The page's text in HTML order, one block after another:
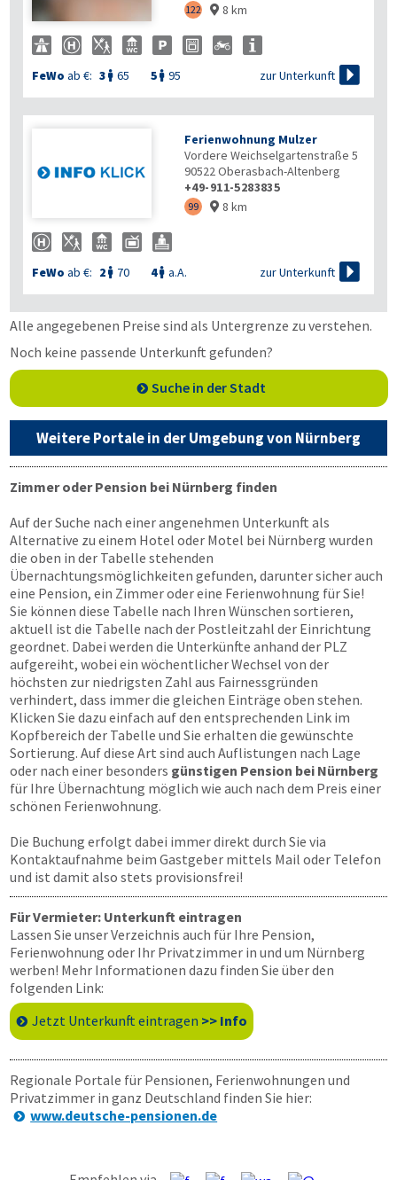
122  8 km
FeWo ab €: 3  65 5  95 zur Unterkunft 
Ferienwohnung Mulzer
Vordere Weichselgartenstraße 5
90522Oberasbach-Altenberg
+49-911-5283835
99  8 km
FeWo ab €: 2  70 4 a.A. zur Unterkunft 
Alle angegebenen Preise sind als Untergrenze zu verstehen.
Noch keine passende Unterkunft gefunden?
Suche in der Stadt
Weitere Portale in der Umgebung von Nürnberg
Zimmer oder Pension bei Nürnberg finden
Auf der Suche nach einer angenehmen Unterkunft als
Alternative zu einem Hotel oder Motel bei Nürnberg wurden
die oben in der Tabelle stehenden
Übernachtungsmöglichkeiten gefunden, darunter sicher auch
eine Pension, ein Zimmer oder eine Ferienwohnung für Sie!
Sie können diese Tabelle nach Ihren Wünschen sortieren,
aktuell ist die Tabelle nach der Postleitzahl der Einrichtung
geordnet. Dabei werden die Unterkünfte anhand der PLZ
aufgereiht, wobei ein wöchentlicher Wechsel von der
höchsten zur niedrigsten Zahl aus Fairnessgründen
verhindert, dass immer die gleichen Einträge oben stehen.
Klicken Sie dazu einfach auf den entsprechenden Link im
Kopfbereich der Tabelle und Sie erhalten die gewünschte
Sortierung. Auf diese Art sind auch Auflistungen nach Lage
oder nach einer besonders günstigen Pension bei Nürnberg
für Ihre Übernachtung möglich wie auch nach dem Preis einer
schönen Ferienwohnung.
Die Buchung erfolgt dabei immer direkt durch Sie via
Kontaktaufnahme beim Gastgeber mittels Mail oder Telefon
und ist damit also stets provisionsfrei!
Für Vermieter: Unterkunft eintragen
Lassen Sie unser Verzeichnis auch für Ihre Pension,
Ferienwohnung oder Ihr Privatzimmer in und um Nürnberg
werben! Mehr Informationen dazu finden Sie über den
folgenden Link:
Jetzt Unterkunft eintragen >> Info
Regionale Portale für Pensionen, Ferienwohnungen und
Privatzimmer in ganz Deutschland finden Sie hier:
www.deutsche-pensionen.de